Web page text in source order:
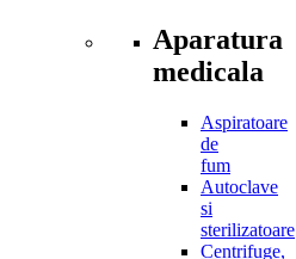
Aparatura
medicala
Aspiratoare
de
fum
Autoclave
si
sterilizatoare
Centrifuge,